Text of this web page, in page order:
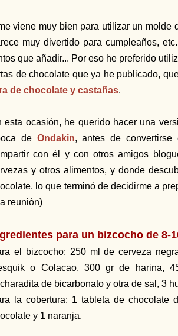
viene muy bien para utilizar un molde
muy divertido para cumpleaños,
que añadir... Por eso he preferido
de chocolate que ya he publicado,
de chocolate y castañas.
esta ocasión, he querido hacer una
de Ondakin, antes de convertirse
con él y con otros amigos
y otros alimentos, y donde
lo que terminó de decidirme a
reunión)
para un bizcocho de 8-
el bizcocho: 250 ml de cerveza
o Colacao, 300 gr de harina,
de bicarbonato y otra de sal, 3
la cobertura: 1 tableta de chocolate
y 1 naranja.